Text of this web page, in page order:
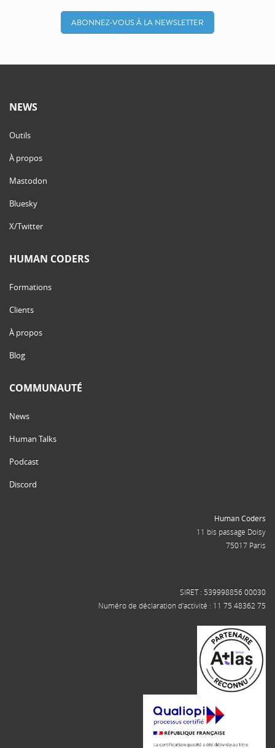
ABONNEZ-VOUS À LA NEWSLETTER
NEWS
Outils
À propos
Mastodon
Bluesky
X/Twitter
HUMAN CODERS
Formations
Clients
À propos
Blog
COMMUNAUTÉ
News
Human Talks
Podcast
Discord
Human Coders
11 bis passage Doisy
75017 Paris
SIRET : 539998856 00030
Numéro de déclaration d'activité : 11 75 48362 75